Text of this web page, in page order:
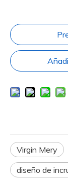
Virgin Mery
diseño de